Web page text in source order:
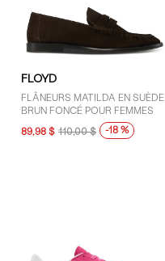
FLOYD
FLÂNEURS MATILDA EN SUÈDE
BRUN FONCÉ POUR FEMMES
89,98 $ 110,00 $ -18 %